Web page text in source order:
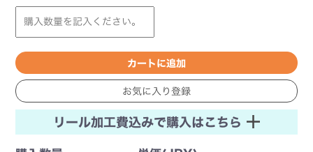
リール加工費込みで購入はこちら